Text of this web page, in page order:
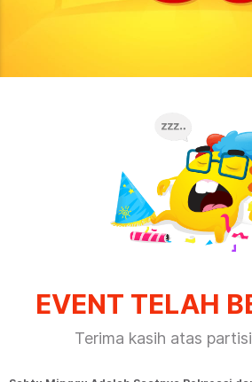
EVENT TELAH
Terima kasih atas